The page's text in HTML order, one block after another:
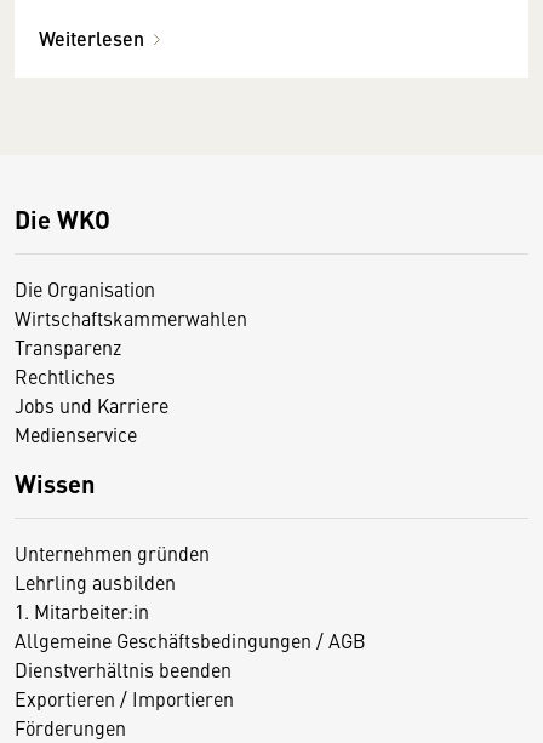
Weiterlesen
Die WKO
Die Organisation
Wirtschaftskammerwahlen
Transparenz
Rechtliches
Jobs und Karriere
Medienservice
Wissen
Unternehmen gründen
Lehrling ausbilden
1. Mitarbeiter:in
Allgemeine Geschäftsbedingungen / AGB
Dienstverhältnis beenden
Exportieren / Importieren
Förderungen